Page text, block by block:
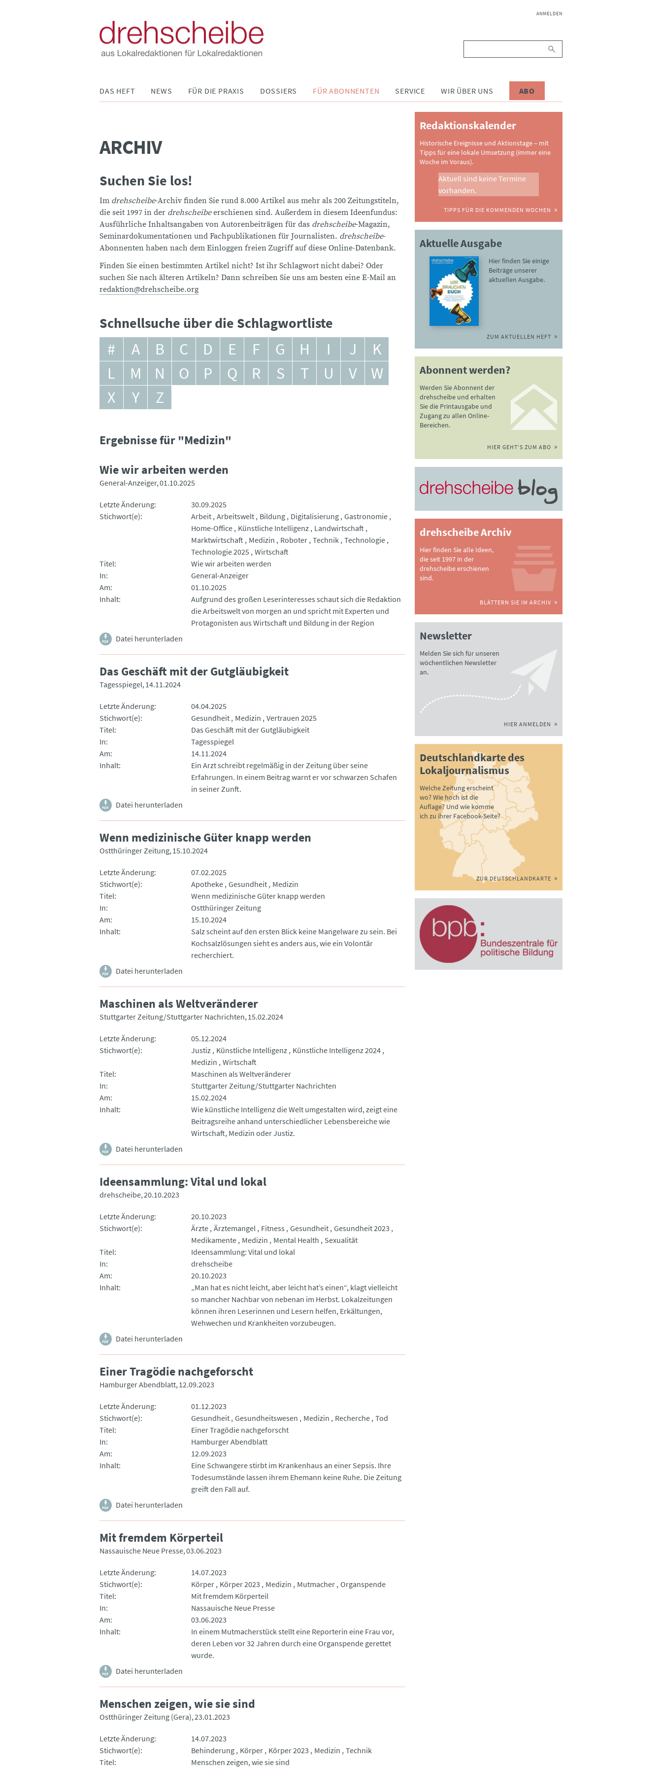
NAVIGATION
ANMELDEN
DAS HEFT NEWS FÜR DIE PRAXIS DOSSIERS FÜR ABONNENTEN SERVICE WIR ÜBER UNS ABO
ARCHIV
Suchen Sie los!
Im drehscheibe-Archiv finden Sie rund 8.000 Artikel aus mehr als 200 Zeitungstiteln,
die seit 1997 in der drehscheibeerschienen sind. Außerdem in diesem Ideenfundus:
Ausführliche Inhaltsangaben von Autorenbeiträgen für das drehscheibe-Magazin,
Seminardokumentationen und Fachpublikationen für Journalisten. drehscheibe-
Abonnenten haben nach dem Einloggen freien Zugriff auf diese Online-Datenbank.
Finden Sie einen bestimmten Artikel nicht? Ist ihr Schlagwort nicht dabei? Oder
suchen Sie nach älteren Artikeln? Dann schreiben Sie uns am besten eine E-Mail an
redaktion@drehscheibe.org
Schnellsuche über die Schlagwortliste
# A B C D E F G H I J
K
L
M N O P Q R S T U V
W
X
Y Z
Ergebnisse für "Medizin"
Wie wir arbeiten werden
General-Anzeiger 01.10.2025
Letzte Änderung
30.09.2025
Stichwort(e)
Arbeit Arbeitswelt Bildung Digitalisierung Gastronomie
Home-Office
Künstliche Intelligenz
Landwirtschaft
Marktwirtschaft
Medizin Roboter Technik Technologie
Technologie 2025 Wirtschaft
Titel
Wie wir arbeiten werden
In
General-Anzeiger
Am
01.10.2025
Inhalt
Aufgrund des großen Leserinteresses schaut sich die Redaktion
die Arbeitswelt von morgen an und spricht mit Experten und
Protagonisten aus Wirtschaft und Bildung in der Region
Datei herunterladen
Das Geschäft mit der Gutgläubigkeit
Tagesspiegel 14.11.2024
Letzte Änderung
04.04.2025
Stichwort(e)
Gesundheit Medizin Vertrauen 2025
Titel
Das Geschäft mit der Gutgläubigkeit
In
Tagesspiegel
Am
14.11.2024
Inhalt
Ein Arzt schreibt regelmäßig in der Zeitung über seine
Erfahrungen. In einem Beitrag warnt er vor schwarzen Schafen
in seiner Zunft.
Datei herunterladen
Wenn medizinische Güter knapp werden
Ostthüringer Zeitung 15.10.2024
Letzte Änderung
07.02.2025
Stichwort(e)
Apotheke Gesundheit
Medizin
Titel
Wenn medizinische Güter knapp werden
In
Ostthüringer Zeitung
Am
15.10.2024
Inhalt
Salz scheint auf den ersten Blick keine Mangelware zu sein. Bei
Kochsalzlösungen sieht es anders aus, wie ein Volontär
recherchiert.
Datei herunterladen
Maschinen als Weltveränderer
Stuttgarter Zeitung/Stuttgarter Nachrichten 15.02.2024
Letzte Änderung
05.12.2024
Stichwort(e)
Justiz Künstliche Intelligenz
Künstliche Intelligenz 2024
Medizin Wirtschaft
Titel
Maschinen als Weltveränderer
In
Stuttgarter Zeitung/Stuttgarter Nachrichten
Am
15.02.2024
Inhalt
Wie künstliche Intelligenz die Welt umgestalten wird, zeigt eine
Beitragsreihe anhand unterschiedlicher Lebensbereiche wie
Wirtschaft, Medizin oder Justiz.
Datei herunterladen
Ideensammlung: Vital und lokal
drehscheibe 20.10.2023
Letzte Änderung
20.10.2023
Stichwort(e)
Ärzte Ärztemangel Fitness Gesundheit Gesundheit 2023
Medikamente
Medizin Mental Health
Sexualität
Titel
Ideensammlung: Vital und lokal
In
drehscheibe
Am
20.10.2023
Inhalt
„Man hat es nicht leicht, aber leicht hat’s einen“, klagt vielleicht
so mancher Nachbar von nebenan im Herbst. Lokalzeitungen
können ihren Leserinnen und Lesern helfen, Erkältungen,
Wehwechen und Krankheiten vorzubeugen.
Datei herunterladen
Einer Tragödie nachgeforscht
Hamburger Abendblatt 12.09.2023
Letzte Änderung
01.12.2023
Stichwort(e)
Gesundheit Gesundheitswesen Medizin Recherche Tod
Titel
Einer Tragödie nachgeforscht
In
Hamburger Abendblatt
Am
12.09.2023
Inhalt
Eine Schwangere stirbt im Krankenhaus an einer Sepsis. Ihre
Todesumstände lassen ihrem Ehemann keine Ruhe. Die Zeitung
greift den Fall auf.
Datei herunterladen
Mit fremdem Körperteil
Nassauische Neue Presse 03.06.2023
Letzte Änderung
14.07.2023
Stichwort(e)
Körper Körper 2023 Medizin Mutmacher Organspende
Titel
Mit fremdem Körperteil
In
Nassauische Neue Presse
Am
03.06.2023
Inhalt
In einem Mutmacherstück stellt eine Reporterin eine Frau vor,
deren Leben vor 32 Jahren durch eine Organspende gerettet
wurde.
Datei herunterladen
Menschen zeigen, wie sie sind
Ostthüringer Zeitung (Gera) 23.01.2023
Letzte Änderung
14.07.2023
Stichwort(e)
Behinderung Körper Körper 2023 Medizin Technik
Titel
Menschen zeigen, wie sie sind
Redaktionskalender
Historische Ereignisse und Aktionstage – mit
Tipps für eine lokale Umsetzung (immer eine
Woche im Voraus).
Aktuell sind keine Termine
vorhanden.
TIPPS FÜR DIE KOMMENDEN WOCHEN
Aktuelle Ausgabe
Hier finden Sie einige
Beiträge unserer
aktuellen Ausgabe.
ZUM AKTUELLEN HEFT
Abonnent werden?
Werden Sie Abonnent der
drehscheibe und erhalten
Sie die Printausgabe und
Zugang zu allen Online-
Bereichen.
HIER GEHT'S ZUM ABO
drehscheibe Archiv
Hier finden Sie alle Ideen,
die seit 1997 in der
drehscheibe erschienen
sind.
BLÄTTERN SIE IM ARCHIV
Newsletter
Melden Sie sich für unseren
wöchentlichen Newsletter
an.
HIER ANMELDEN
Deutschlandkarte des
Lokaljournalismus
Welche Zeitung erscheint
wo? Wie hoch ist die
Auflage? Und wie komme
ich zu ihrer Facebook-Seite?
ZUR DEUTSCHLANDKARTE